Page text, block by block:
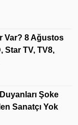
Var? 8 Ağustos
Star TV, TV8,
Şoke
Sanatçı Yok